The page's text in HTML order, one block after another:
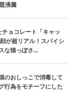
沸騰
ョコレート「キャッ
が超リアル！スパイシ
な猫っぽさ...
のおしっこで消毒して
行為をモチーフにした